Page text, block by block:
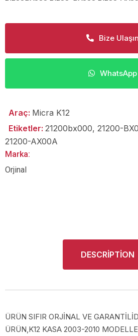
Bize Ulaşın
WhatsApp
Araç: Micra K12
Etiketler: 21200bx000, 21200-
21200-AX00A
Marka:
Orjinal
DESCRIPTION
ÜRÜN SIFIR ORJİNAL VE
ÜRÜN,K12 KASA 2003-2010